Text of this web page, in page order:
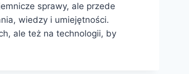
sprawy, ale przede
wiedzy i umiejętności.
ale też na technologii, by